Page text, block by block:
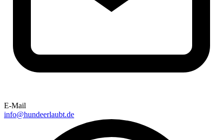
E-Mail
info@hundeerlaubt.de